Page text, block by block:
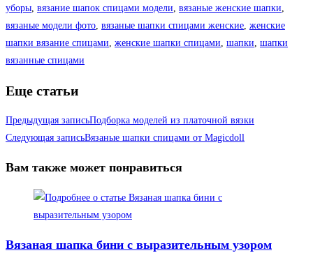
уборы, вязание шапок спицами модели, вязаные женские шапки,
вязаные модели фото, вязаные шапки спицами женские, женские
шапки вязание спицами, женские шапки спицами, шапки, шапки
вязанные спицами
Еще статьи
Предыдущая записьПодборка моделей из платочной вязки
Следующая записьВязаные шапки спицами от Magicdoll
Вам также может понравиться
Вязаная шапка бини с выразительным узором